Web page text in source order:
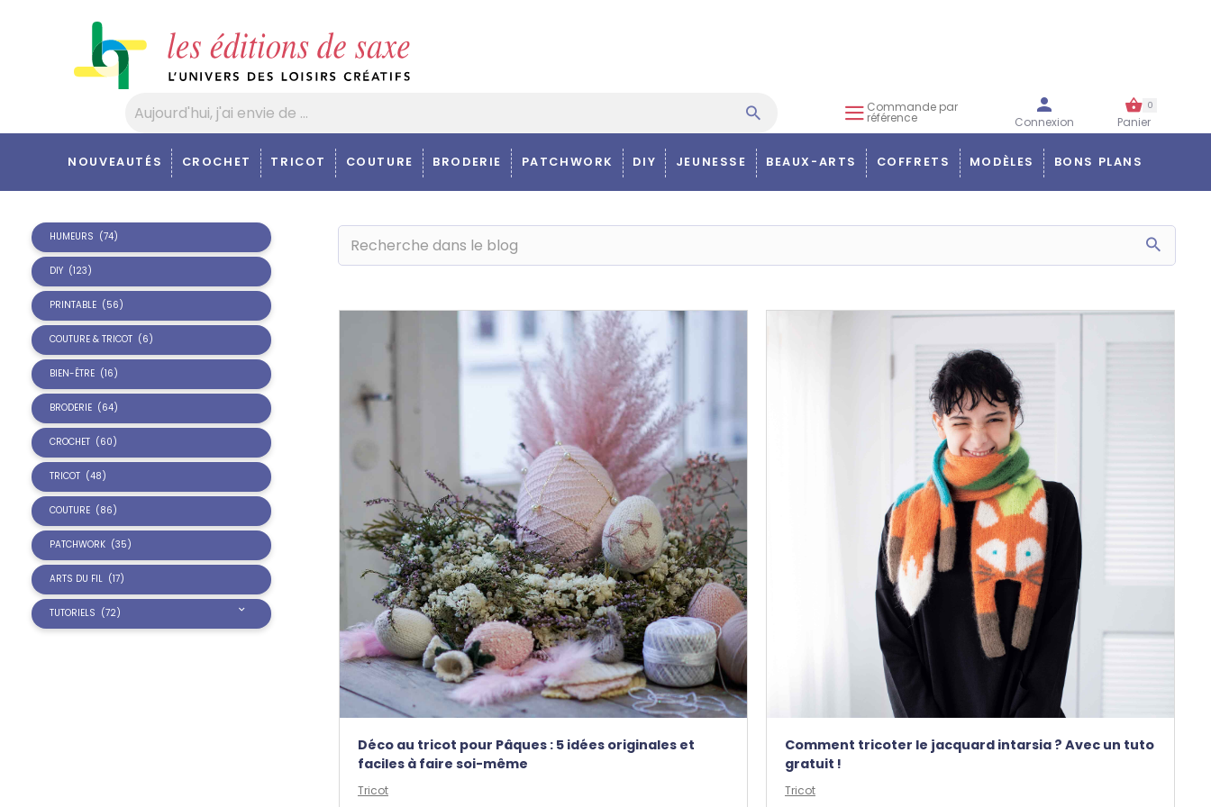
Commande par
référence Connexion Panier
0
NOUVEAUTÉS CROCHET TRICOT COUTURE BRODERIE PATCHWORK DIY JEUNESSE BEAUX-ARTS COFFRETS MODÈLES BONS PLANS
HUMEURS (74)
DIY (123)
PRINTABLE (56)
COUTURE & TRICOT (6)
BIEN-ÊTRE (16)
BRODERIE (64)
CROCHET (60)
TRICOT (48)
COUTURE (86)
PATCHWORK (35)
ARTS DU FIL (17)
TUTORIELS (72)
Déco au tricot pour Pâques : 5 idées originales et
faciles à faire soi-même
Tricot
Comment tricoter le jacquard intarsia ? Avec un tuto
gratuit !
Tricot